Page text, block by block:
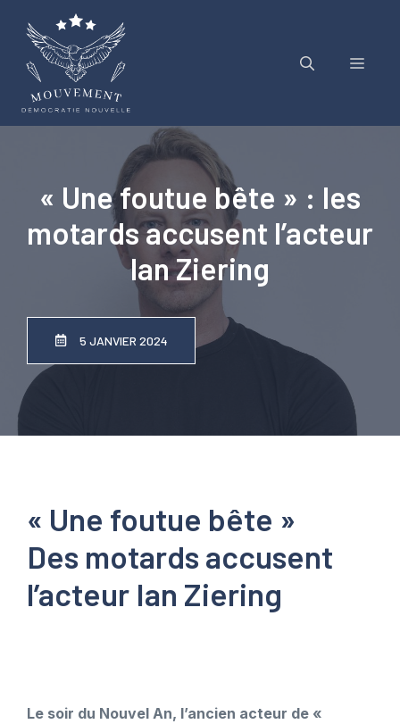
contenu
Menu
« Une foutue bête » : les
motards accusent l’acteur
Ian Ziering
5 JANVIER 2024
« Une foutue bête »
Des motards accusent
l’acteur Ian Ziering
Le soir du Nouvel An, l’ancien acteur de «